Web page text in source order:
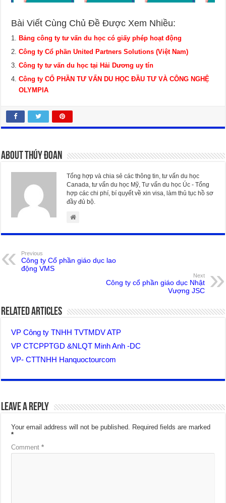
Bài Viết Cùng Chủ Đề Được Xem Nhiều:
Bảng công ty tư vấn du học có giấy phép hoạt động
Công ty Cổ phần United Partners Solutions (Việt Nam)
Công ty tư vấn du học tại Hải Dương uy tín
Công ty CỔ PHẦN TƯ VẤN DU HỌC ĐẦU TƯ VÀ CÔNG NGHỆ
OLYMPIA
About Thúy Đoan
Tổng hợp và chia sẻ các thông tin, tư vấn du học
Canada, tư vấn du học Mỹ, Tư vấn du học Úc - Tổng
hợp các chi phí, bí quyết về xin visa, làm thủ tục hồ sơ
đầy đủ bộ.
Previous
Công ty Cổ phần giáo dục lao
động VMS
Next
Công ty cổ phần giáo dục Nhật
Vượng JSC
Related Articles
VP Công ty TNHH TVTMDV ATP
VP CTCPPTGD &NLQT Minh Anh -DC
VP- CTTNHH Hanquoctourcom
Leave a Reply
Your email address will not be published. Required fields are marked
*
Comment*